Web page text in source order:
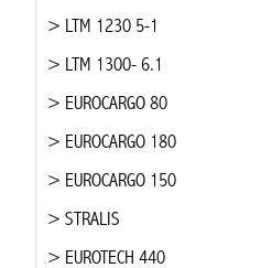
> LTM 1230 5-1
> LTM 1300- 6.1
> EUROCARGO 80
> EUROCARGO 180
> EUROCARGO 150
> STRALIS
> EUROTECH 440